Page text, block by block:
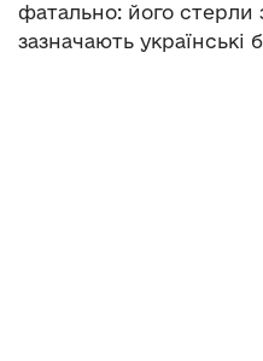
фатально: його стерли
зазначають українські